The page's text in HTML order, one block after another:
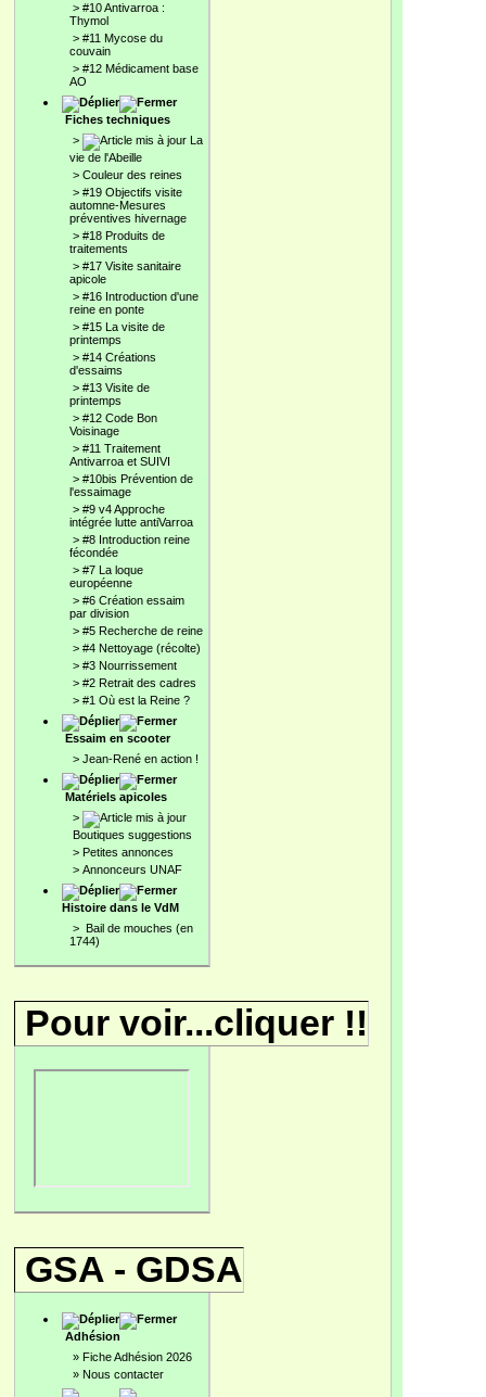
> #10 Antivarroa :
Thymol
> #11 Mycose du
couvain
> #12 Médicament base
AO
Fiches techniques
>
La
vie de l'Abeille
> Couleur des reines
> #19 Objectifs visite
automne-Mesures
préventives hivernage
> #18 Produits de
traitements
> #17 Visite sanitaire
apicole
> #16 Introduction d'une
reine en ponte
> #15 La visite de
printemps
> #14 Créations
d'essaims
> #13 Visite de
printemps
> #12 Code Bon
Voisinage
> #11 Traitement
Antivarroa et SUIVI
> #10bis Prévention de
l'essaimage
> #9 v4 Approche
intégrée lutte antiVarroa
> #8 Introduction reine
fécondée
> #7 La loque
européenne
> #6 Création essaim
par division
> #5 Recherche de reine
> #4 Nettoyage (récolte)
> #3 Nourrissement
> #2 Retrait des cadres
> #1 Où est la Reine ?
Essaim en scooter
> Jean-René en action !
Matériels apicoles
>
Boutiques suggestions
> Petites annonces
> Annonceurs UNAF
Histoire dans le VdM
> Bail de mouches (en
1744)
Pour voir...cliquer !!
GSA - GDSA
Adhésion
» Fiche Adhésion 2026
» Nous contacter